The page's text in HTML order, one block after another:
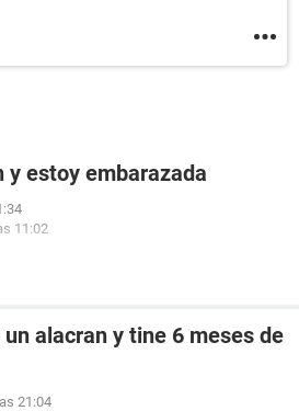
y estoy embarazada
11:02
alacran y tine 6 meses de
21:04